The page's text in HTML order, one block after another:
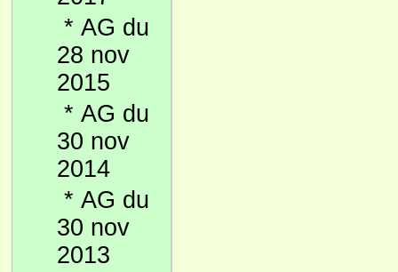
* AG du
28 nov
2015
* AG du
30 nov
2014
* AG du
30 nov
2013